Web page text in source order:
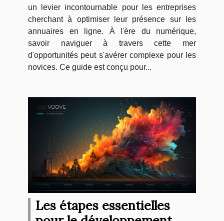
un levier incontournable pour les entreprises
cherchant à optimiser leur présence sur les
annuaires en ligne. À l'ère du numérique,
savoir naviguer à travers cette mer
d'opportunités peut s'avérer complexe pour les
novices. Ce guide est conçu pour...
Les étapes essentielles